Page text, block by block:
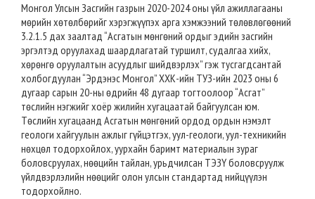
Монгол Улсын Засгийн газрын 2020-2024 оны үйл ажиллагааны
мөрийн хөтөлбөрийг хэрэгжүүпэх арга хэмжээний төлөвлөгөөний
3.2.1.5 дах заалтад “Асгатын мөнгөний ордыг эдийн засгийн
эргэлтэд оруулахад шаардлагатай туршилт, судалгаа хийх,
хөрөнгө оруулалтын асуудлыг шийдвэрлэх” гэж тусгагдсантай
холбогдуулан “Эрдэнэс Монгол” ХХК-ийн ТУЗ-ийн 2023 оны 6
дугаар сарын 20-ны өдрийн 48 дугаар тогтоолоор “Асгат”
төслийн нэгжийг хоёр жилийн хугацаатай байгуулсан юм.
Төслийн хугацаанд Асгатын мөнгөний ордод ордын нэмэлт
геологи хайгуулын ажлыг гүйцэтгэх, уул-геологи, уул-техникийн
нөхцөл тодорхойлох, уурхайн баримт материалын зураг
боловсруулах, нөөцийн тайлан, урьдчилсан ТЭЗҮ боловсруулж
үйлдвэрлэлийн нөөцийг олон улсын стандартад нийцүүлэн
тодорхойлно.